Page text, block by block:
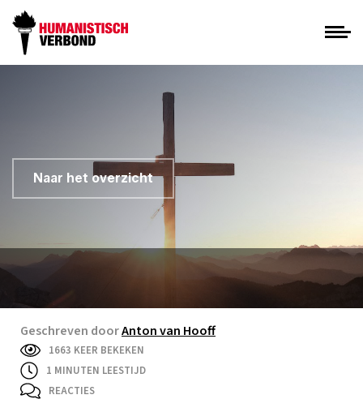
Naar het overzicht
Geschreven doorAnton van Hooff
1663 KEER BEKEKEN
1 MINUTEN LEESTIJD
REACTIES